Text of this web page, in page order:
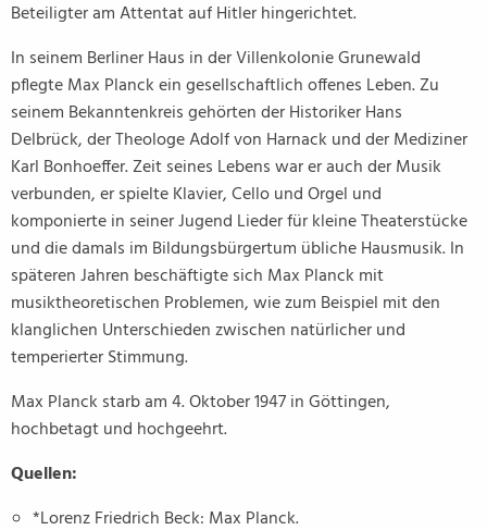
Beteiligter am Attentat auf Hitler hingerichtet.
In seinem Berliner Haus in der Villenkolonie Grunewald
pflegte Max Planck ein gesellschaftlich offenes Leben. Zu
seinem Bekanntenkreis gehörten der Historiker Hans
Delbrück, der Theologe Adolf von Harnack und der Mediziner
Karl Bonhoeffer. Zeit seines Lebens war er auch der Musik
verbunden, er spielte Klavier, Cello und Orgel und
komponierte in seiner Jugend Lieder für kleine Theaterstücke
und die damals im Bildungsbürgertum übliche Hausmusik. In
späteren Jahren beschäftigte sich Max Planck mit
musiktheoretischen Problemen, wie zum Beispiel mit den
klanglichen Unterschieden zwischen natürlicher und
temperierter Stimmung.
Max Planck starb am 4. Oktober 1947 in Göttingen,
hochbetagt und hochgeehrt.
Quellen:
*Lorenz Friedrich Beck: Max Planck.